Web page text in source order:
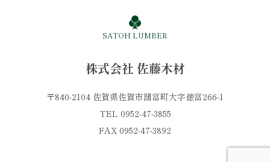
SATOH LUMBER
株式会社 佐藤木材
〒840-2104 佐賀県佐賀市諸富町大字徳富266-1
TEL 0952-47-3855
FAX 0952-47-3892